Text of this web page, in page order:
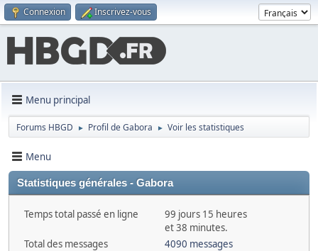
Connexion Inscrivez-vous
Menu principal
Forums HBGD ► Profil de Gabora ► Voir les statistiques
Menu
Statistiques générales - Gabora
Temps total passé en ligne
99 jours 15 heures
et 38 minutes.
Total des messages
4090 messages